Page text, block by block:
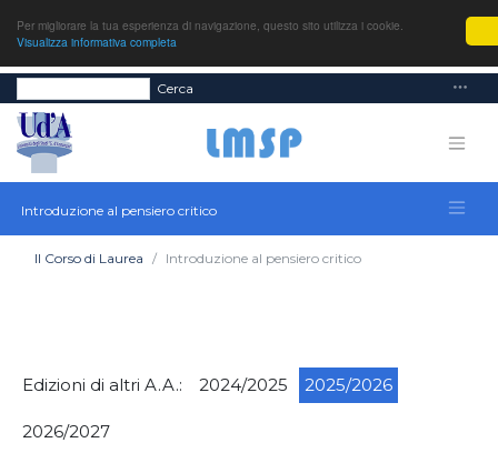
Per migliorare la tua esperienza di navigazione, questo sito utilizza i cookie.
Visualizza informativa completa
Cerca
Introduzione al pensiero critico
Il Corso di Laurea Introduzione al pensiero critico
Edizioni di altri A.A.: 2024/2025 2025/2026
2026/2027